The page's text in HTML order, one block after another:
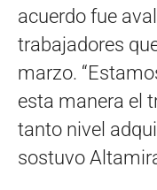
acuerdo fue
trabajadores
marzo.
esta manera el
tanto nivel
sostuvo